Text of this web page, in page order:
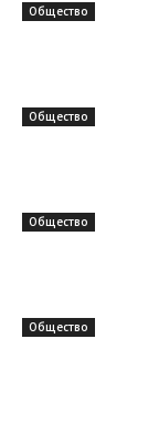
Общество
Общество
Общество
Общество